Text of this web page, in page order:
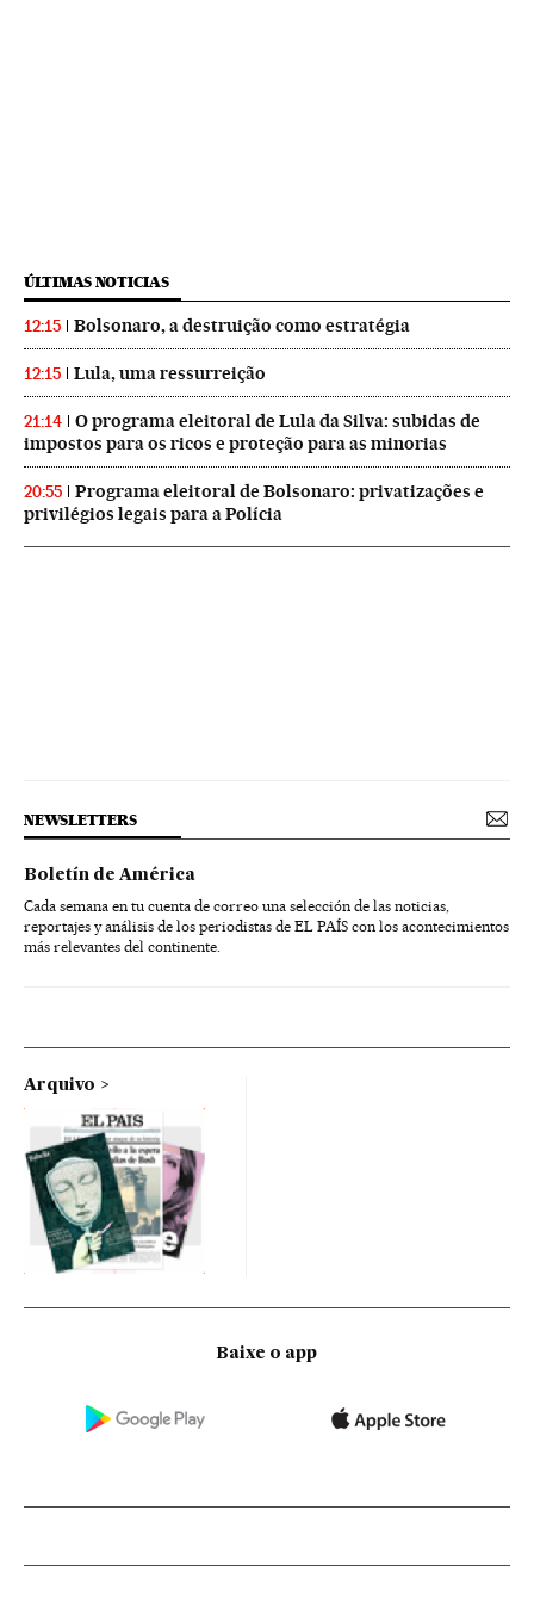
ÚLTIMAS NOTICIAS
12:15 Bolsonaro, a destruição como estratégia
12:15 Lula, uma ressurreição
21:14
O programa eleitoral de Lula da Silva: subidas de
impostos para os ricos e proteção para as minorias
20:55
Programa eleitoral de Bolsonaro: privatizações e
privilégios legais para a Polícia
NEWSLETTERS
Boletín de América
Cada semana en tu cuenta de correo una selección de las noticias,
reportajes y análisis de los periodistas de EL PAÍS con los acontecimientos
más relevantes del continente.
Arquivo
Baixe o app